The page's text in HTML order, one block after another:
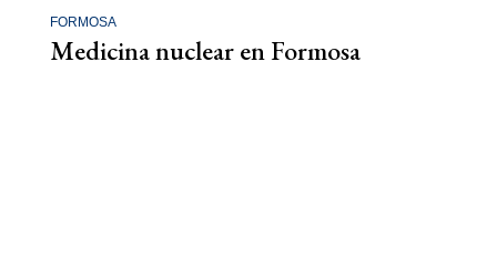
FORMOSA
Medicina nuclear en Formosa